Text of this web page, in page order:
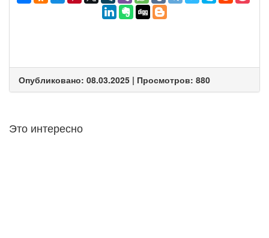
Опубликовано: 08.03.2025 | Просмотров: 880
Это интересно